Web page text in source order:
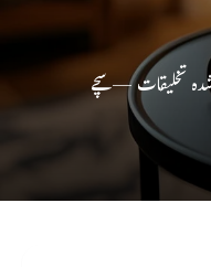
تخلیقات — سچے